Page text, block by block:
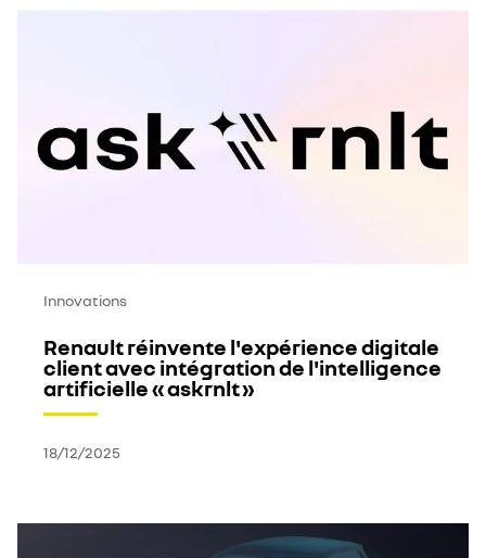
Innovations
Renault réinvente l'expérience digitale
client avec intégration de l'intelligence
artificielle « askrnlt »
18/12/2025